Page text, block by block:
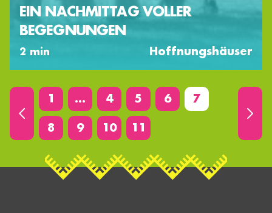
EIN NACHMITTAG VOLLER
BEGEGNUNGEN
2 min Hoffnungshäuser
1 … 4 5 6 7
8 9 10 11